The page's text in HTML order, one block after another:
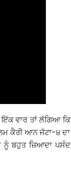
ਇੱਕ ਵਾਰ ਤਾਂ ਲੱਗਿਆ ਕਿ
ਕੈਰੀ ਆਨ ਜੱਟਾ-੪ ਦਾ
ਨੂੰ ਬਹੁਤ ਜ਼ਿਆਦਾ ਪਸੰਦ